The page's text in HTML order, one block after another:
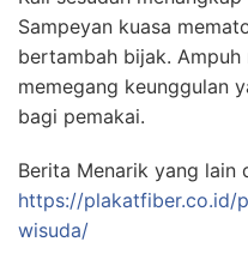
Sampeyan kuasa
bertambah bijak.
memegang keunggulan
bagi pemakai.
Berita Menarik yang lain
https://plakatfiber.co.id/
wisuda/